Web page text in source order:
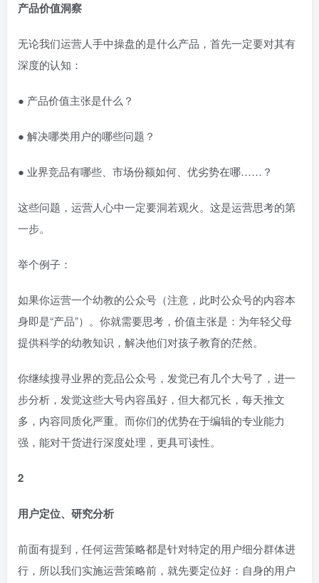
产品价值洞察
无论我们运营人手中操盘的是什么产品，首先一定要对其有
深度的认知：
● 产品价值主张是什么？
● 解决哪类用户的哪些问题？
● 业界竞品有哪些、市场份额如何、优劣势在哪……？
这些问题，运营人心中一定要洞若观火。这是运营思考的第
一步。
举个例子：
如果你运营一个幼教的公众号（注意，此时公众号的内容本
身即是“产品”）。你就需要思考，价值主张是：为年轻父母
提供科学的幼教知识，解决他们对孩子教育的茫然。
你继续搜寻业界的竞品公众号，发觉已有几个大号了，进一
步分析，发觉这些大号内容虽好，但大都冗长，每天推文
多，内容同质化严重。而你们的优势在于编辑的专业能力
强，能对干货进行深度处理，更具可读性。
2
用户定位、研究分析
前面有提到，任何运营策略都是针对特定的用户细分群体进
行，所以我们实施运营策略前，就先要定位好：自身的用户